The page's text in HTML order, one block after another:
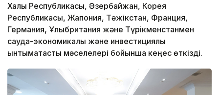
Халық Республикасы, Әзербайжан, Корея
Республикасы, Жапония, Тәжікстан, Франция,
Германия, Ұлыбритания және Түрікменстанмен
сауда-экономикалық және инвестициялық
ынтымақтастық мәселелері бойынша кеңес өткізді.